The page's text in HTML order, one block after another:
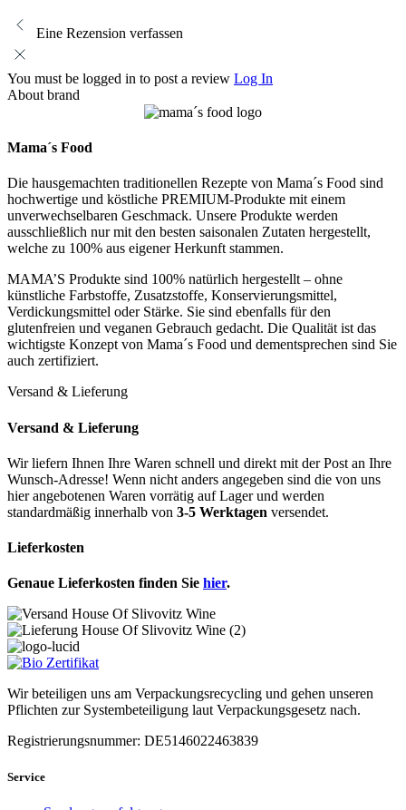
Eine Rezension verfassen
You must be logged in to post a review Log In
About brand
Mama´s Food
Die hausgemachten traditionellen Rezepte von Mama´s Food sind
hochwertige und köstliche PREMIUM-Produkte mit einem
unverwechselbaren Geschmack. Unsere Produkte werden
ausschließlich nur mit den besten saisonalen Zutaten hergestellt,
welche zu 100% aus eigener Herkunft stammen.
MAMA’S Produkte sind 100% natürlich hergestellt – ohne
künstliche Farbstoffe, Zusatzstoffe, Konservierungsmittel,
Verdickungsmittel oder Stärke. Sie sind ebenfalls für den
glutenfreien und veganen Gebrauch gedacht. Die Qualität ist das
wichtigste Konzept von Mama´s Food und dementsprechen sind Sie
auch zertifiziert.
Versand & Lieferung
Versand & Lieferung
Wir liefern Ihnen Ihre Waren schnell und direkt mit der Post an Ihre
Wunsch-Adresse! Wenn nicht anders angegeben sind die von uns
hier angebotenen Waren vorrätig auf Lager und werden
standardmäßig innerhalb von 3-5 Werktagen versendet.
Lieferkosten
Genaue Lieferkosten finden Sie hier.
Wir beteiligen uns am Verpackungsrecycling und gehen unseren
Pflichten zur Systembeteiligung laut Verpackungsgesetz nach.
Registrierungsnummer: DE5146022463839
Service